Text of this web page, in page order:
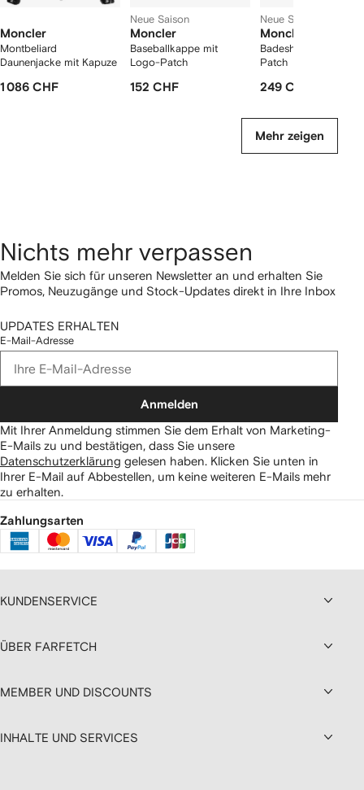
Moncler
Montbeliard
Daunenjacke mit Kapuze
1 086 CHF
Neue Saison
Moncler
Baseballkappe mit
Logo-Patch
152 CHF
Neue Saison
Moncler
Badeshorts mit Logo-
Patch
249 CHF
Mehr zeigen
Nichts mehr verpassen
Melden Sie sich für unseren Newsletter an und erhalten Sie
Promos, Neuzugänge und Stock-Updates direkt in Ihre Inbox
UPDATES ERHALTEN
E-Mail-Adresse
Anmelden
Mit Ihrer Anmeldung stimmen Sie dem Erhalt von Marketing-
E-Mails zu und bestätigen, dass Sie unsere
Datenschutzerklärung gelesen haben. Klicken Sie unten in
Ihrer E-Mail auf Abbestellen, um keine weiteren E-Mails mehr
zu erhalten.
Zahlungsarten
KUNDENSERVICE
ÜBER FARFETCH
MEMBER UND DISCOUNTS
INHALTE UND SERVICES